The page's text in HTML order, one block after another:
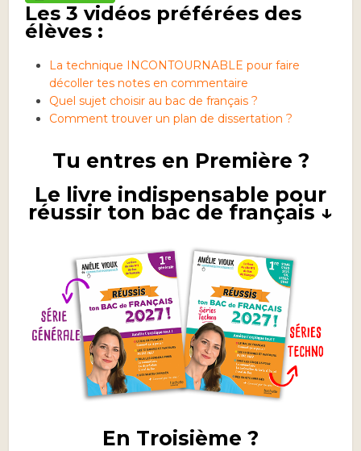
Les 3 vidéos préférées des
élèves :
La technique INCONTOURNABLE pour faire
décoller tes notes en commentaire
Quel sujet choisir au bac de français ?
Comment trouver un plan de dissertation ?
Tu entres en Première ?
Le livre indispensable pour
réussir ton bac de français ↓
En Troisième ?